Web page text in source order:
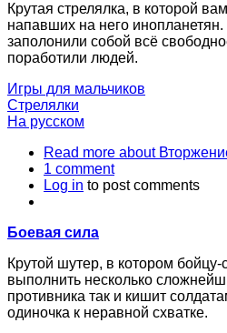
Крутая стрелялка, в которой
напавших на него
заполонили собой всё
поработили людей.
Игры для мальчиков
Стрелялки
На русском
Read more about
1 comment
Log in to post comments
Боевая сила
Крутой шутер, в котором
выполнить несколько
противника так и кишит
одиночка к неравной схватке.